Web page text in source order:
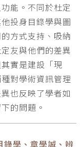
能。不同於杜定
投身目錄學與圖
方式支持、吸納
友與他們的差異
實是建設「現
對學術資訊管理
也反映了學者如
的問題。
錄學、章學誠、辨